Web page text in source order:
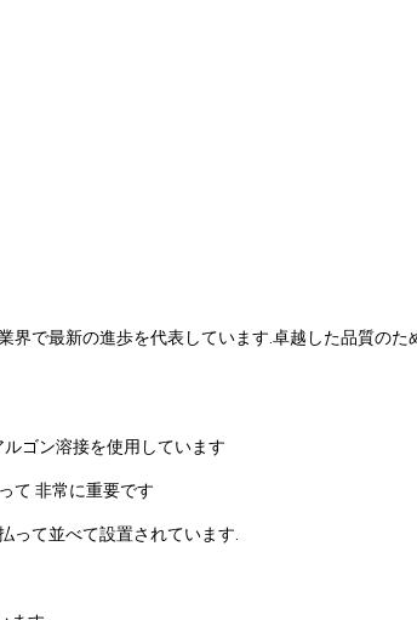
で最新の進歩を代表しています.卓越した品質のた
ゴン溶接を使用しています
て 非常に重要です
って並べて設置されています.